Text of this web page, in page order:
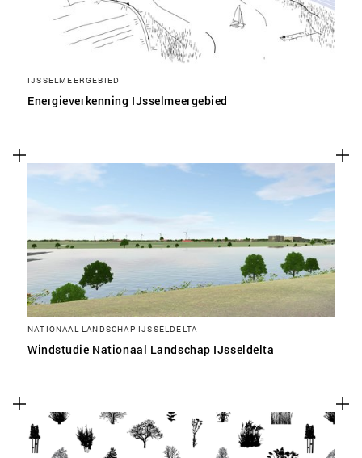
IJSSELMEERGEBIED
Energieverkenning IJsselmeergebied
NATIONAAL LANDSCHAP IJSSELDELTA
Windstudie Nationaal Landschap IJsseldelta